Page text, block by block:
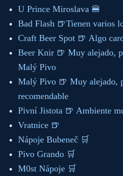
U Prince Miroslava 🍔
Bad Flash 🍺Tienen varios
Craft Beer Spot 🍺 Algo
Beer Knir 🍺 Muy alejado,
Malý Pivo
Malý Pivo 🍺 Muy alejado,
recomendable
Pivní Jistota 🍺 Ambiente
Vratnice 🍺
Nápoje Bubeneč 🛒
Pivo Grando 🛒
M0st Nápoje 🛒